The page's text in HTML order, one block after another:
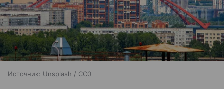
Источник: Unsplash / CC0